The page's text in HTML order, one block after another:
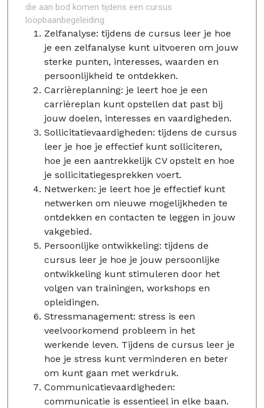
die aan bod komen tijdens een cursus
loopbaanbegeleiding:
Zelfanalyse: tijdens de cursus leer je hoe
je een zelfanalyse kunt uitvoeren om jouw
sterke punten, interesses, waarden en
persoonlijkheid te ontdekken.
Carrièreplanning: je leert hoe je een
carrièreplan kunt opstellen dat past bij
jouw doelen, interesses en vaardigheden.
Sollicitatievaardigheden: tijdens de cursus
leer je hoe je effectief kunt solliciteren,
hoe je een aantrekkelijk CV opstelt en hoe
je sollicitatiegesprekken voert.
Netwerken: je leert hoe je effectief kunt
netwerken om nieuwe mogelijkheden te
ontdekken en contacten te leggen in jouw
vakgebied.
Persoonlijke ontwikkeling: tijdens de
cursus leer je hoe je jouw persoonlijke
ontwikkeling kunt stimuleren door het
volgen van trainingen, workshops en
opleidingen.
Stressmanagement: stress is een
veelvoorkomend probleem in het
werkende leven. Tijdens de cursus leer je
hoe je stress kunt verminderen en beter
om kunt gaan met werkdruk.
Communicatievaardigheden:
communicatie is essentieel in elke baan.